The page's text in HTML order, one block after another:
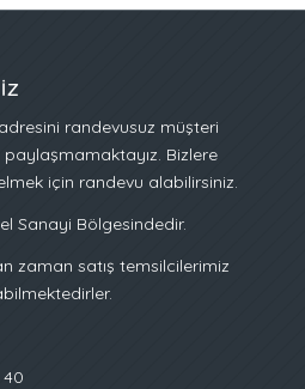
adresini randevusuz müşteri
Bizlere
için randevu alabilirsiniz.
Sanayi Bölgesindedir.
zaman satış temsilcilerimiz
40